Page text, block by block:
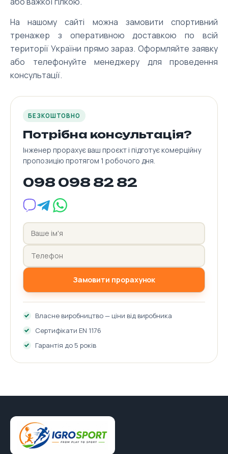
На нашому сайті можна замовити спортивний
тренажер з оперативною доставкою по всій
території України прямо зараз. Оформляйте заявку
або телефонуйте менеджеру для проведення
консультації.
БЕЗКОШТОВНО
Потрібна консультація?
Інженер прорахує ваш проєкт і підготує комерційну
пропозицію протягом 1 робочого дня.
098 098 82 82
Замовити прорахунок
Власне виробництво — ціни від виробника
Сертифікати EN 1176
Гарантія до 5 років